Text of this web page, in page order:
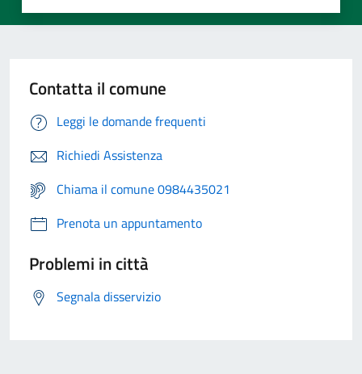
Contatta il comune
Leggi le domande frequenti
Richiedi Assistenza
Chiama il comune 0984435021
Prenota un appuntamento
Problemi in città
Segnala disservizio